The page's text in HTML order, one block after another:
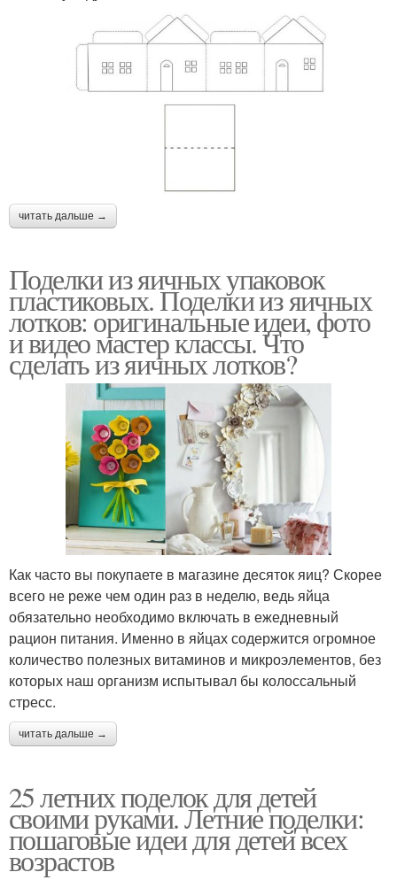
читать дальше →
Поделки из яичных упаковок
пластиковых. Поделки из яичных
лотков: оригинальные идеи, фото
и видео мастер классы. Что
сделать из яичных лотков?
Как часто вы покупаете в магазине десяток яиц? Скорее
всего не реже чем один раз в неделю, ведь яйца
обязательно необходимо включать в ежедневный
рацион питания. Именно в яйцах содержится огромное
количество полезных витаминов и микроэлементов, без
которых наш организм испытывал бы колоссальный
стресс.
читать дальше →
25 летних поделок для детей
своими руками. Летние поделки:
пошаговые идеи для детей всех
возрастов